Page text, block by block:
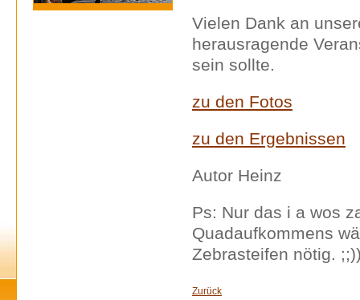
Vielen Dank an
herausragende
sein sollte.
zu den Fotos
zu den Ergebnissen
Autor Heinz
Ps: Nur das i a wos
Quadaufkommens
Zebrasteifen nötig.
Zurück